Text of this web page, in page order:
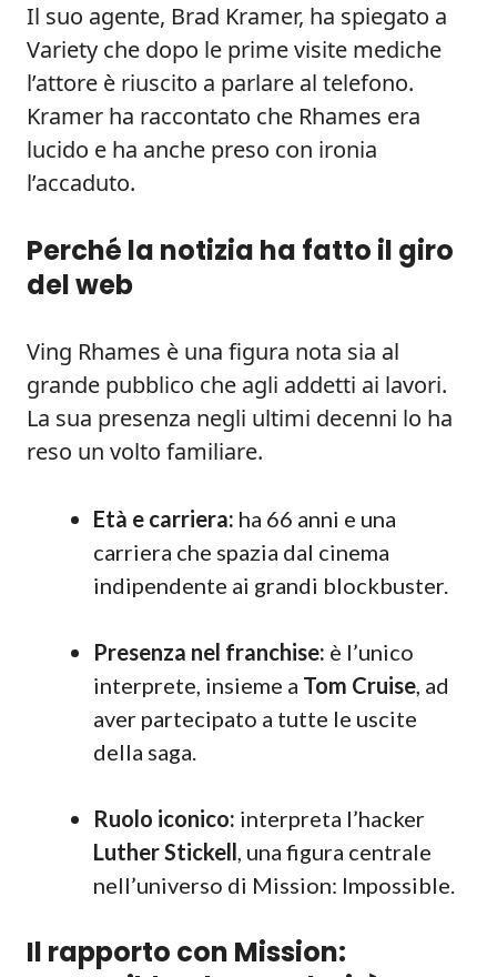
Il suo agente, Brad Kramer, ha spiegato a
Variety che dopo le prime visite mediche
l’attore è riuscito a parlare al telefono.
Kramer ha raccontato che Rhames era
lucido e ha anche preso con ironia
l’accaduto.
Perché la notizia ha fatto il giro
del web
Ving Rhames è una figura nota sia al
grande pubblico che agli addetti ai lavori.
La sua presenza negli ultimi decenni lo ha
reso un volto familiare.
Età e carriera: ha 66 anni e una
carriera che spazia dal cinema
indipendente ai grandi blockbuster.
Presenza nel franchise: è l’unico
interprete, insieme a Tom Cruise, ad
aver partecipato a tutte le uscite
della saga.
Ruolo iconico: interpreta l’hacker
Luther Stickell, una figura centrale
nell’universo di Mission: Impossible.
Il rapporto con Mission: